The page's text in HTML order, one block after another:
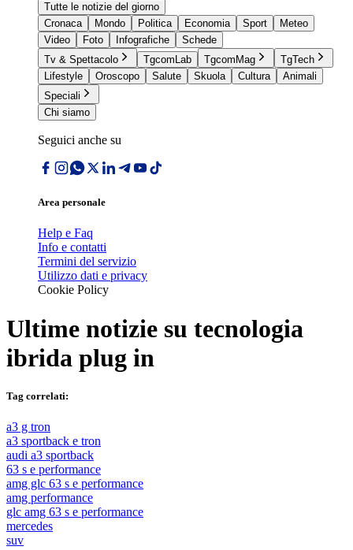
Tutte le notizie del giorno
Cronaca
Mondo Politica Economia Sport
Meteo
Video
Foto Infografiche
Schede
Tv & Spettacolo
TgcomLab TgcomMag
TgTech
Lifestyle
Oroscopo Salute Skuola Cultura
Animali
Speciali
Chi siamo
Seguici anche su
Area personale
Help e Faq
Info e contatti
Termini del servizio
Utilizzo dati e privacy
Cookie Policy
Ultime notizie su tecnologia
ibrida plug in
Tag correlati:
a3 g tron
a3 sportback e tron
audi a3 sportback
63 s e performance
amg glc 63 s e performance
amg performance
glc amg 63 s e performance
mercedes
suv